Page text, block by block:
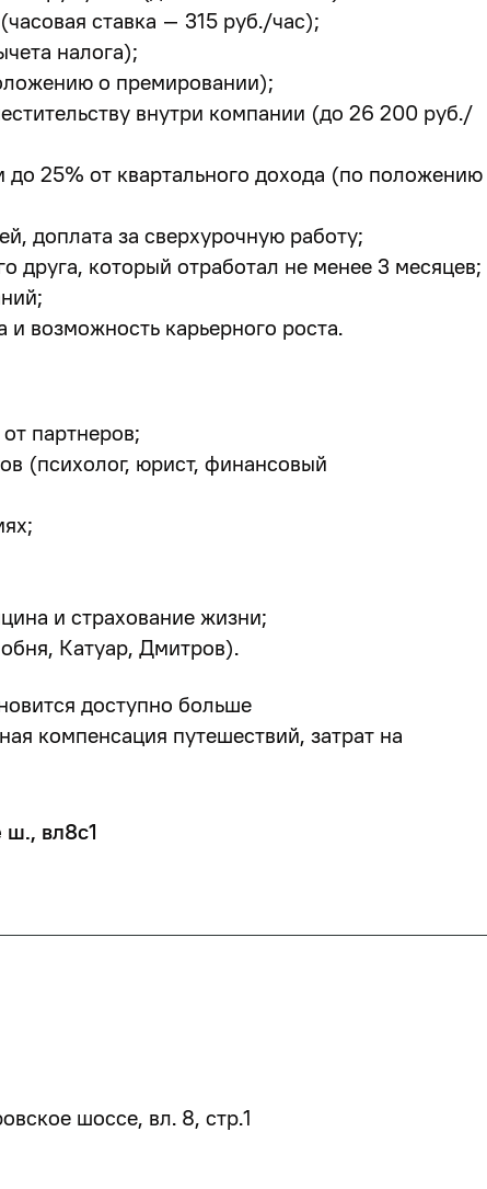
ставка – 315 руб./час);
налога);
о премировании);
внутри компании (до 26 200 руб./
25% от квартального дохода (по положению
доплата за сверхурочную работу;
друга, который отработал не менее 3 месяцев;
возможность карьерного роста.
партнеров;
(психолог, юрист, финансовый
и страхование жизни;
Катуар, Дмитров).
доступно больше
компенсация путешествий, затрат на
вл8с1
шоссе, вл. 8, стр.1